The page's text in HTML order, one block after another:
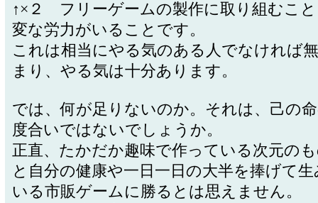
↑×２ フリーゲームの製作に取り組むこ
変な労力がいることです。
これは相当にやる気のある人でなければ
まり、やる気は十分あります。
では、何が足りないのか。それは、己の
度合いではないでしょうか。
正直、たかだか趣味で作っている次元の
と自分の健康や一日一日の大半を捧げて
いる市販ゲームに勝るとは思えません。